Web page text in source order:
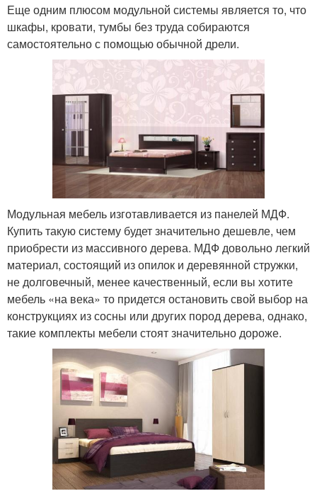
Еще одним плюсом модульной системы является то, что
шкафы, кровати, тумбы без труда собираются
самостоятельно с помощью обычной дрели.
Модульная мебель изготавливается из панелей МДФ.
Купить такую систему будет значительно дешевле, чем
приобрести из массивного дерева. МДФ довольно легкий
материал, состоящий из опилок и деревянной стружки,
не долговечный, менее качественный, если вы хотите
мебель «на века» то придется остановить свой выбор на
конструкциях из сосны или других пород дерева, однако,
такие комплекты мебели стоят значительно дороже.